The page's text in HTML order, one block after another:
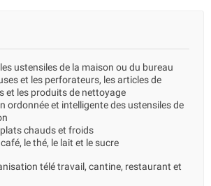
ustensiles de la maison ou du bureau
et les perforateurs, les articles de
et les produits de nettoyage
ordonnée et intelligente des ustensiles de
chauds et froids
le thé, le lait et le sucre
télé travail, cantine, restaurant et